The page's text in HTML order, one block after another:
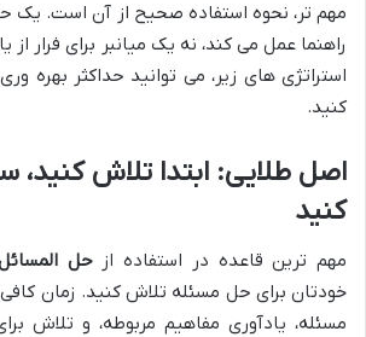
مهم تر، نحوه استفاده صحیح از آن است. یک
راهنما عمل می کند، نه یک میانبر برای فرار از
استراتژی های زیر، می توانید حداکثر بهره
کنید.
اصل طلایی: ابتدا تلاش
کنید
مهم ترین قاعده در استفاده ازحل
خودتان برای حل مسئله تلاش کنید. زمان
مسئله، یادآوری مفاهیم مربوطه، و تلاش